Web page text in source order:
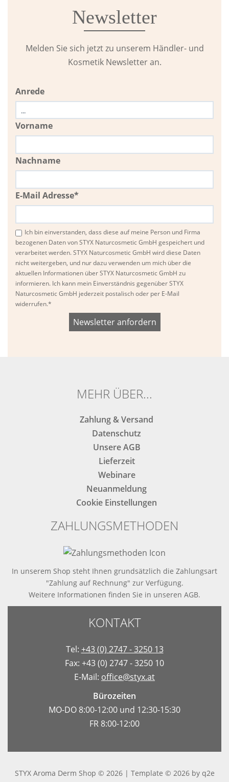
Newsletter
Melden Sie sich jetzt zu unserem Händler- und
Kosmetik Newsletter an.
Anrede
Vorname
Nachname
E-Mail Adresse*
Ich bin einverstanden, dass diese auf meine Person und Firma
bezogenen Daten von STYX Naturcosmetic GmbH gespeichert und
verarbeitet werden. STYX Naturcosmetic GmbH wird diese Daten
nicht weitergeben, und nur dazu verwenden um mich über die
aktuellen Informationen über STYX Naturcosmetic GmbH zu
informieren. Ich kann mein Einverständnis gegenüber STYX
Naturcosmetic GmbH jederzeit postalisch oder per E-Mail
widerrufen.*
MEHR ÜBER...
Zahlung & Versand
Datenschutz
Unsere AGB
Lieferzeit
Webinare
Neuanmeldung
Cookie Einstellungen
ZAHLUNGSMETHODEN
In unserem Shop steht Ihnen grundsätzlich die Zahlungsart
"Zahlung auf Rechnung" zur Verfügung.
Weitere Informationen finden Sie in unseren AGB.
KONTAKT
Tel: +43 (0) 2747 - 3250 13
Fax: +43 (0) 2747 - 3250 10
E-Mail: office@styx.at
Bürozeiten
MO-DO 8:00-12:00 und 12:30-15:30
FR 8:00-12:00
STYX Aroma Derm Shop © 2026 | Template © 2026 by q2e